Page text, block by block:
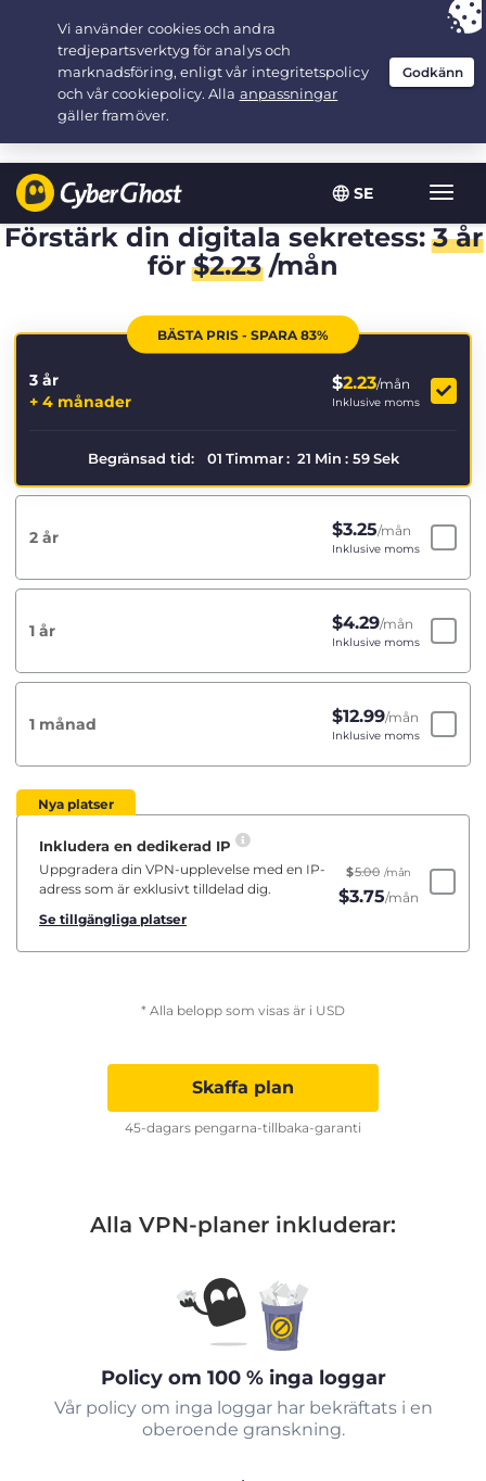
SE
Växla
Your choice:The Best Dealfor 3.3333333333333-years at $
/month
Förstärk din digitala sekretess:3 år
för$2.23/mån
BÄSTA PRIS - SPARA 83%
3 år
+ 4 månader
$2.23/mån
Inklusive moms
Begränsad tid: 01 Timmar : 21 Min : 59 Sek
2 år $3.25/mån
Inklusive moms
1 år $4.29/mån
Inklusive moms
1 månad $12.99/mån
Inklusive moms
Nya platser
Inkludera en dedikerad IP
Uppgradera din VPN-upplevelse med en IP-
adress som är exklusivt tilldelad dig.
Se tillgängliga platser
$5.00 /mån
$3.75/mån
* Alla belopp som visas är i USD
Skaffa plan
45-dagars pengarna-tillbaka-garanti
Alla VPN-planer inkluderar:
Policy om 100 % inga loggar
Vår policy om inga loggar har bekräftats i en
oberoende granskning.